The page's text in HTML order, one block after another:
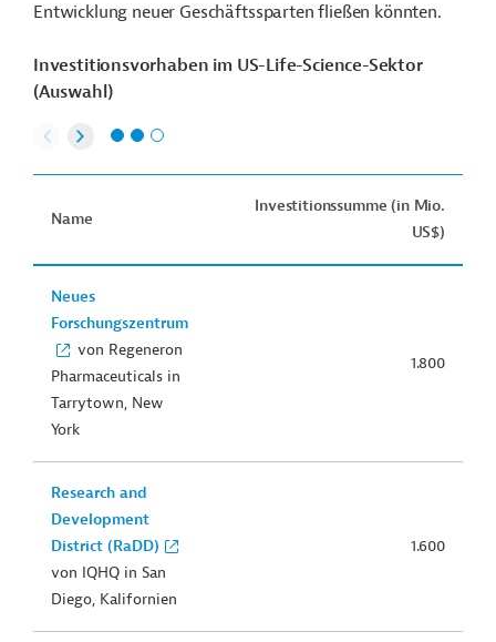
Entwicklung neuer Geschäftssparten fließen könnten.
Investitionsvorhaben im US-Life-Science-Sektor
(Auswahl)
Name
Investitionssumme (in Mio.
US$)
Neues
Forschungszentrum
von Regeneron
Pharmaceuticals in
Tarrytown, New
York
1.800
Research and
Development
District (RaDD)
von IQHQ in San
Diego, Kalifornien
1.600